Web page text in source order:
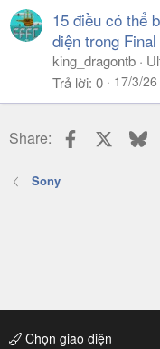
15 điều có thể
diện trong
king_dragontb
Trả lời 0 17/3/26
Share: Facebook
Sony
Chọn giao diện